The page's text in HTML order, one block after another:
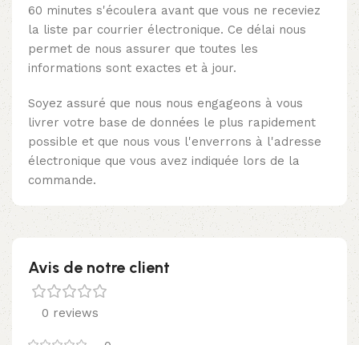
60 minutes s'écoulera avant que vous ne receviez
la liste par courrier électronique. Ce délai nous
permet de nous assurer que toutes les
informations sont exactes et à jour.
Soyez assuré que nous nous engageons à vous
livrer votre base de données le plus rapidement
possible et que nous vous l'enverrons à l'adresse
électronique que vous avez indiquée lors de la
commande.
Avis de notre client
0 reviews